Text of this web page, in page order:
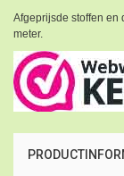
Afgeprijsde stoffen en
meter.